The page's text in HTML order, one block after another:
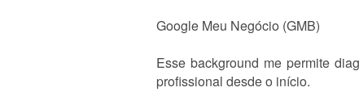
Google Meu Negócio (GMB)
Esse background me permite
profissional desde o início.